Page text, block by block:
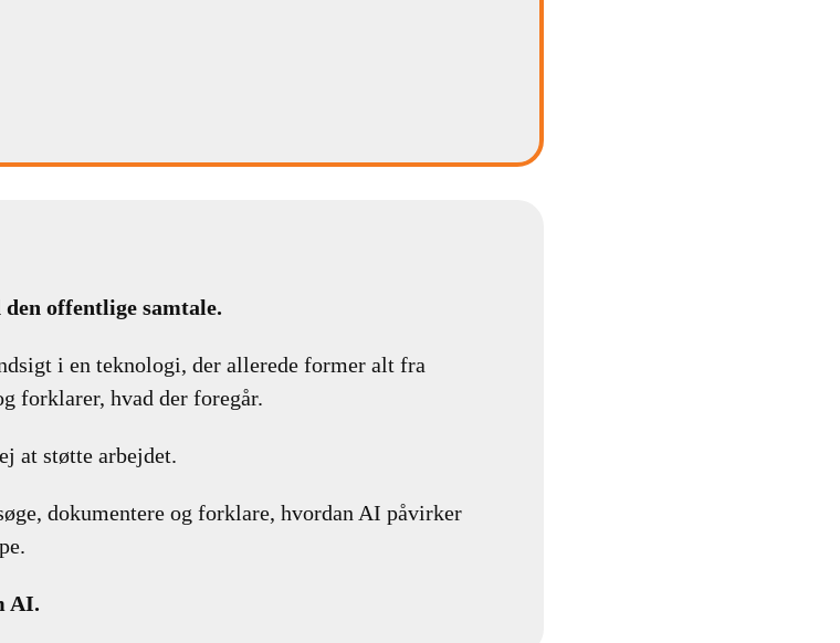
offentlige samtale.
i en teknologi, der allerede former alt fra
forklarer, hvad der foregår.
at støtte arbejdet.
dokumentere og forklare, hvordan AI påvirker
AI.